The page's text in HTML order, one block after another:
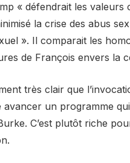
« défendrait les valeurs
la crise des abus
». Il comparait les
de François envers la
très clair que
un programme
C’est plutôt riche